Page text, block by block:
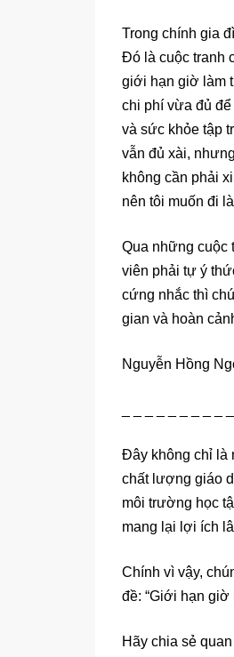
Trong chính gia
Đó là cuộc tranh
giới hạn giờ làm
chi phí vừa đủ
và sức khỏe tập
vẫn đủ xài,
không cần phải
nên tôi muốn đi
Qua những cuộc
viên phải tự ý
cứng nhắc thì
gian và hoàn
Nguyễn Hồng
Đây không chỉ là
chất lượng giáo
môi trường học
mang lại lợi ích
Chính vì vậy,
đề: “Giới hạn giờ
Hãy chia sẻ